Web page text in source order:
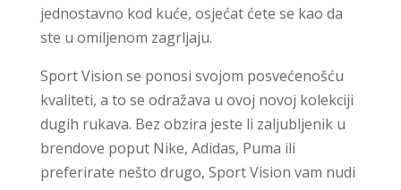
jednostavno kod kuće, osjećat ćete se kao da
ste u omiljenom zagrljaju.
Sport Vision se ponosi svojom posvećenošću
kvaliteti, a to se odražava u ovoj novoj kolekciji
dugih rukava. Bez obzira jeste li zaljubljenik u
brendove poput Nike, Adidas, Puma ili
preferirate nešto drugo, Sport Vision vam nudi